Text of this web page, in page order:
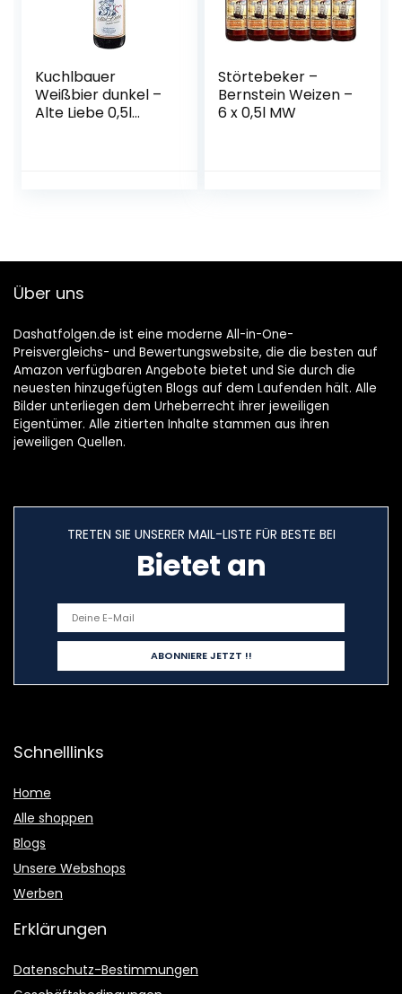
Kuchlbauer
Weißbier dunkel –
Alte Liebe 0,5l
Störtebeker –
Bernstein Weizen –
6 x 0,5l MW
Über uns
Dashatfolgen.de ist eine moderne All-in-One-
Preisvergleichs- und Bewertungswebsite, die die besten auf
Amazon verfügbaren Angebote bietet und Sie durch die
neuesten hinzugefügten Blogs auf dem Laufenden hält. Alle
Bilder unterliegen dem Urheberrecht ihrer jeweiligen
Eigentümer. Alle zitierten Inhalte stammen aus ihren
jeweiligen Quellen.
TRETEN SIE UNSERER MAIL-LISTE FÜR BESTE BEI
Bietet an
Schnelllinks
Home
Alle shoppen
Blogs
Unsere Webshops
Werben
Erklärungen
Datenschutz-Bestimmungen